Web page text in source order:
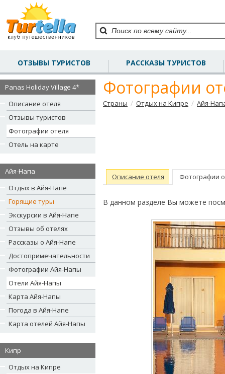
ОТЗЫВЫ ТУРИСТОВ РАССКАЗЫ ТУРИСТОВ
Panas Holiday Village 4*
Описание отеля
Отзывы туристов
Фотографии отеля
Отель на карте
Айя-Напа
Отдых в Айя-Напе
Горящие туры
Экскурсии в Айя-Напе
Отзывы об отелях
Рассказы о Айя-Напе
Достопримечательности
Фотографии Айя-Напы
Отели Айя-Напы
Карта Айя-Напы
Погода в Айя-Напе
Карта отелей Айя-Напы
Кипр
Отдых на Кипре
Фотографии
Страны / Отдых на Кипре / Айя-
Описание отеля Фотографии
В данном разделе Вы можете